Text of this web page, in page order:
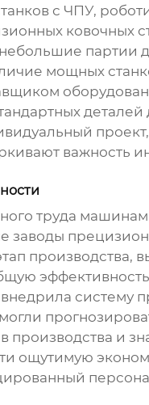
с ЧПУ,
ковочных
партии
мощных
важность
труда
заводы
производства,
систему
и
ощутимую